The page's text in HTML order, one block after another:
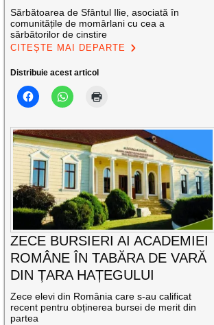
Sărbătoarea de Sfântul Ilie, asociată în
comunitățile de momârlani cu cea a
sărbătorilor de cinstire
CITEȘTE MAI DEPARTE
Distribuie acest articol
ZECE BURSIERI AI ACADEMIEI
ROMÂNE ÎN TABĂRA DE VARĂ
DIN ȚARA HAȚEGULUI
Zece elevi din România care s-au calificat
recent pentru obținerea bursei de merit din
partea